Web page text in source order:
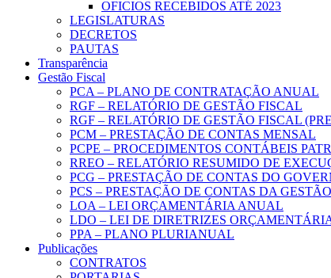
OFICIOS RECEBIDOS ATÉ 2023
LEGISLATURAS
DECRETOS
PAUTAS
Transparência
Gestão Fiscal
PCA – PLANO DE CONTRATAÇÃO ANUAL
RGF – RELATÓRIO DE GESTÃO FISCAL
RGF – RELATÓRIO DE GESTÃO FISCAL
PCM – PRESTAÇÃO DE CONTAS MENSAL
PCPE – PROCEDIMENTOS CONTÁBEIS
RREO – RELATÓRIO RESUMIDO DE
PCG – PRESTAÇÃO DE CONTAS DO
PCS – PRESTAÇÃO DE CONTAS DA GESTÃO
LOA – LEI ORÇAMENTÁRIA ANUAL
LDO – LEI DE DIRETRIZES
PPA – PLANO PLURIANUAL
Publicações
CONTRATOS